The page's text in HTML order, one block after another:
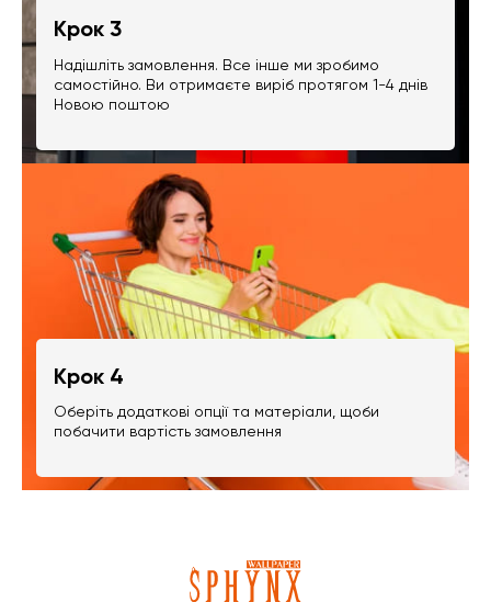
Крок 3
Надішліть замовлення. Все інше ми зробимо
самостійно. Ви отримаєте виріб протягом 1-4 днів
Новою поштою
Крок 4
Оберіть додаткові опції та матеріали, щоби
побачити вартість замовлення